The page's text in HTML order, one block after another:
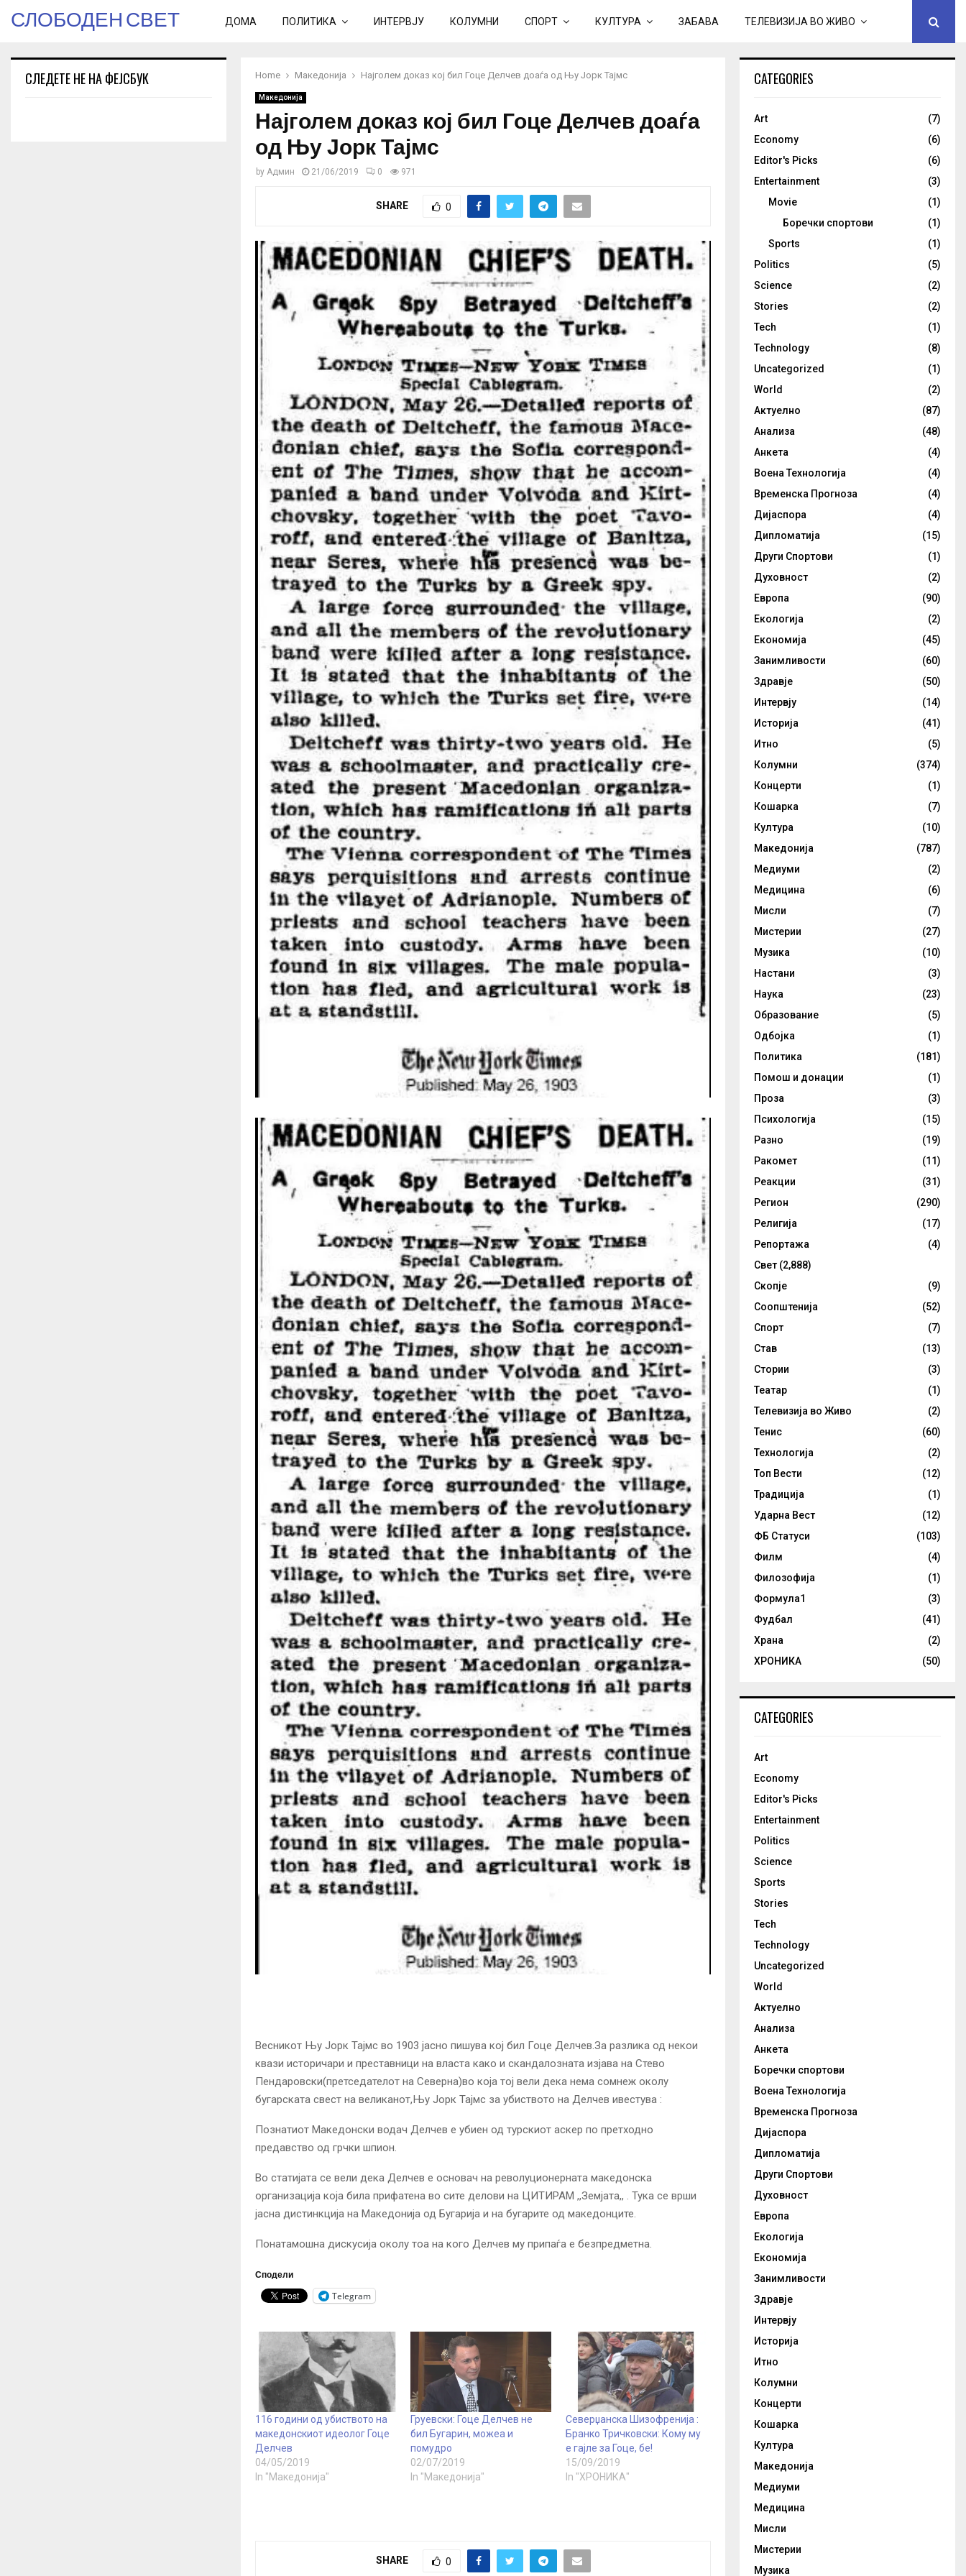
СЛОБОДЕН СВЕТ ДОМА ПОЛИТИКА ИНТЕРВЈУ КОЛУМНИ СПОРТ КУЛТУРА ЗАБАВА ТЕЛЕВИЗИЈА ВО ЖИВО
Home Македонија Најголем доказ кој бил Гоце Делчев доаѓа од Њу Јорк Тајмс
Македонија
Најголем доказ кој бил Гоце Делчев доаѓа
од Њу Јорк Тајмс
by Админ 21/06/2019 0 971
SHARE 0
Весникот Њу Јорк Тајмс во 1903 јасно пишува кој бил Гоце Делчев.За разлика од некои
квази историчари и преставници на власта како и скандалозната изјава на Стево
Пендаровски(претседателот на Северна)во која тој вели дека нема сомнеж околу
бугарската свест на великанот,Њу Јорк Тајмс за убиството на Делчев ивестува :
Познатиот Македонски водач Делчев е убиен од турскиот аскер по претходно
предавство од грчки шпион.
Во статијата се вели дека Делчев е основач на револуционерната македонска
организација која била прифатена во сите делови на ЦИТИРАМ ,,Земјата,, . Тука се врши
јасна дистинкција на Македонија од Бугарија и на бугарите од македонците.
Понатамошна дискусија околу тоа на кого Делчев му припаѓа е безпредметна.
Сподели
Telegram
116 години од убиството на
македонскиот идеолог Гоце
Делчев
04/05/2019
In "Македонија"
Груевски: Гоце Делчев не
бил Бугарин, можеа и
помудро
02/07/2019
In "Македонија"
Северџанска Шизофренија :
Бранко Тричковски: Кому му
е гајле за Гоце, бе!
15/09/2019
In "ХРОНИКА"
SHARE 0
СЛЕДЕТЕ НЕ НА ФЕЈСБУК CATEGORIES
Art
(7)
Economy
(6)
Editor's Picks
(6)
Entertainment
(3)
Movie
(1)
Боречки спортови
(1)
Sports
(1)
Politics
(5)
Science
(2)
Stories
(2)
Tech
(1)
Technology
(8)
Uncategorized
(1)
World
(2)
Актуелно
(87)
Анализа
(48)
Анкета
(4)
Воена Технологија
(4)
Временска Прогноза
(4)
Дијаспора
(4)
Дипломатија
(15)
Други Спортови
(1)
Духовност
(2)
Европа
(90)
Екологија
(2)
Економија
(45)
Занимливости
(60)
Здравје
(50)
Интервју
(14)
Историја
(41)
Итно
(5)
Колумни
(374)
Концерти
(1)
Кошарка
(7)
Култура
(10)
Македонија
(787)
Медиуми
(2)
Медицина
(6)
Мисли
(7)
Мистерии
(27)
Музика
(10)
Настани
(3)
Наука
(23)
Образование
(5)
Одбојка
(1)
Политика
(181)
Помош и донации
(1)
Проза
(3)
Психологија
(15)
Разно
(19)
Ракомет
(11)
Реакции
(31)
Регион
(290)
Религија
(17)
Репортажа
(4)
Свет (2,888)
Скопје
(9)
Соопштенија
(52)
Спорт
(7)
Став
(13)
Стории
(3)
Театар
(1)
Телевизија во Живо
(2)
Тенис
(60)
Технологија
(2)
Топ Вести
(12)
Традиција
(1)
Ударна Вест
(12)
ФБ Статуси
(103)
Филм
(4)
Филозофија
(1)
Формула1
(3)
Фудбал
(41)
Храна
(2)
ХРОНИКА
(50)
CATEGORIES
Art
Economy
Editor's Picks
Entertainment
Politics
Science
Sports
Stories
Tech
Technology
Uncategorized
World
Актуелно
Анализа
Анкета
Боречки спортови
Воена Технологија
Временска Прогноза
Дијаспора
Дипломатија
Други Спортови
Духовност
Европа
Екологија
Економија
Занимливости
Здравје
Интервју
Историја
Итно
Колумни
Концерти
Кошарка
Култура
Македонија
Медиуми
Медицина
Мисли
Мистерии
Музика